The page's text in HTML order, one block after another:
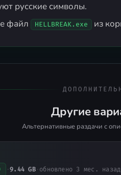
русские символы.
файл
HELLBREAK.exe из
Другие
Альтернативные раздачи с
·9.44 GB· обновлено 3 мес. назад